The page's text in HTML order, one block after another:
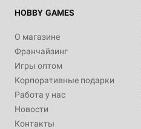
HOBBY GAMES
О магазине
Франчайзинг
Игры оптом
Корпоративные подарки
Работа у нас
Новости
Контакты